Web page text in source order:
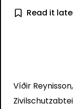
Read it
Víðir